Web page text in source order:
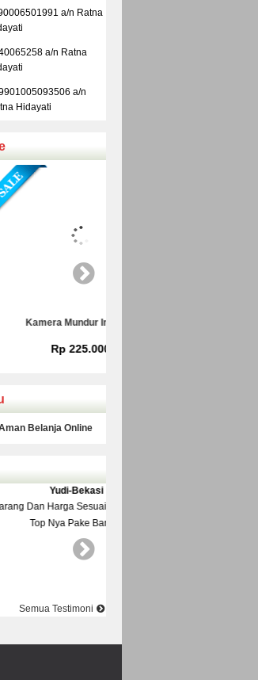
a/n Ratna
a/n Ratna
a/n
Hidayati
Mundur Infrared
Belanja Online
Sesuai Kualitasnya
Pake Banget
Semua Testimoni